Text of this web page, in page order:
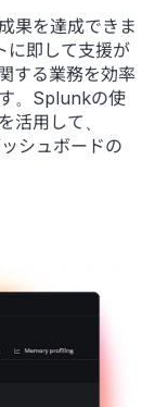
果を達成できま
に即して支援が
する業務を効率
。Splunkの使
活用して、
シュボードの